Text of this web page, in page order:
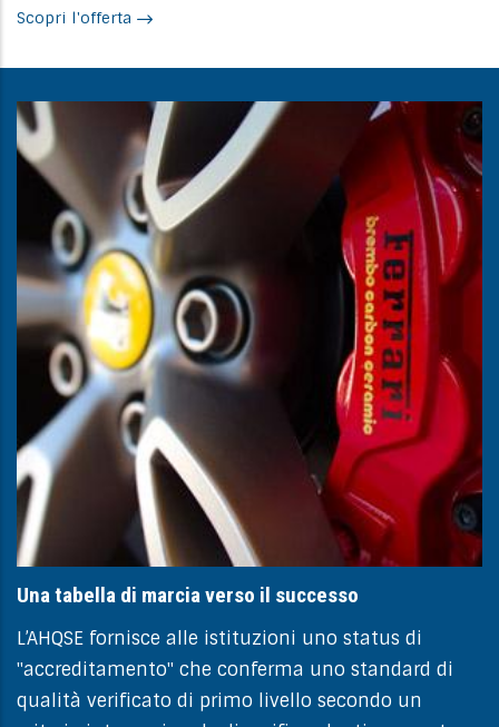
Scopri l'offerta
Una tabella di marcia verso il successo
L’AHQSE fornisce alle istituzioni uno status di
"accreditamento" che conferma uno standard di
qualità verificato di primo livello secondo un